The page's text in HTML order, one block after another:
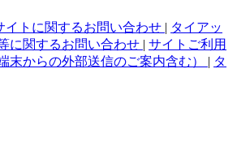
イトに関するお問い合わせ | タイアッ
に関するお問い合わせ | サイトご利用
末からの外部送信のご案内含む） | タ